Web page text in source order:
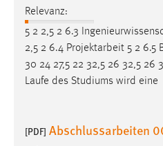
Relevanz:
5 2 2,5 2 6.3
2,5 2 6.4 Projektarbeit 5 2 6.5
30 24 27,5 22 32,5 26 32,5 26
Laufe des Studiums wird eine
[PDF] Abschlussarbeiten